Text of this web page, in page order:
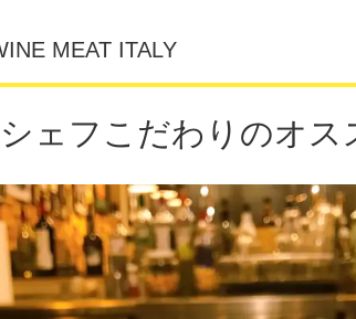
MEAT ITALY
シェフこだわりのオス